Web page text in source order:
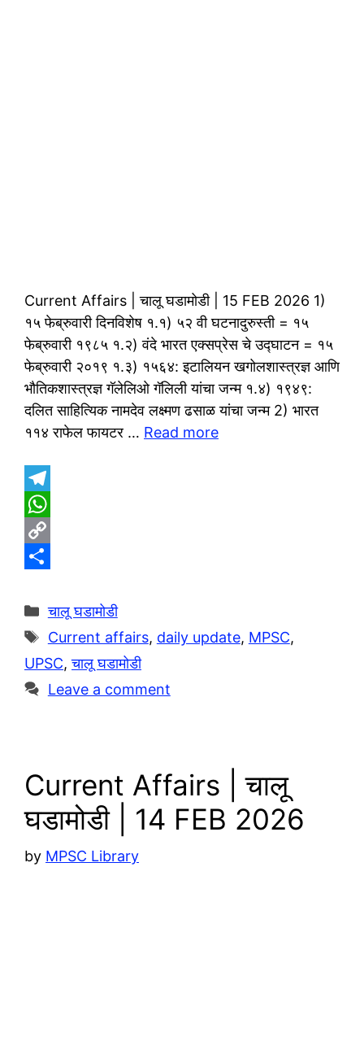
Current Affairs | चालू घडामोडी | 15 FEB 2026 1)
१५ फेब्रुवारी दिनविशेष १.१) ५२ वी घटनादुरुस्ती = १५
फेब्रुवारी १९८५ १.२) वंदे भारत एक्सप्रेस चे उद्घाटन = १५
फेब्रुवारी २०१९ १.३) १५६४: इटालियन खगोलशास्त्रज्ञ आणि
भौतिकशास्त्रज्ञ गॅलेलिओ गॅलिली यांचा जन्म १.४) १९४९:
दलित साहित्यिक नामदेव लक्ष्मण ढसाळ यांचा जन्म 2) भारत
११४ राफेल फायटर … Read more
T
e
g
r
a
m
W
h
t
s
A
p
C
p
y
L
i
h
a
r
e
Categories
चालू घडामोडी
Tags
Current affairs, daily update, MPSC,
UPSC,चालू घडामोडी
Leave a comment
Current Affairs | चालू
घडामोडी | 14 FEB 2026
by MPSC Library